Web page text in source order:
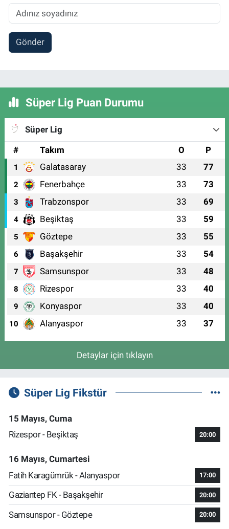
Gönder
Süper Lig Puan Durumu
Süper Lig
#
Takım O P
1 Galatasaray 33 77
2 Fenerbahçe 33 73
3 Trabzonspor 33 69
4 Beşiktaş 33 59
5 Göztepe 33 55
6 Başakşehir 33 54
7 Samsunspor 33 48
8 Rizespor 33 40
9 Konyaspor 33 40
10 Alanyaspor 33 37
Detaylar için tıklayın
Süper Lig Fikstür
15 Mayıs, Cuma
Rizespor - Beşiktaş
20:00
16 Mayıs, Cumartesi
Fatih Karagümrük - Alanyaspor
17:00
Gaziantep FK - Başakşehir 20:00
Samsunspor - Göztepe 20:00